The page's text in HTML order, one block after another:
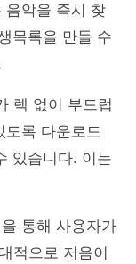
음악을 즉시 찾
목록을 만들 수
렉 없이 부드럽
도록 다운로드
있습니다. 이는
통해 사용자가
적으로 저음이